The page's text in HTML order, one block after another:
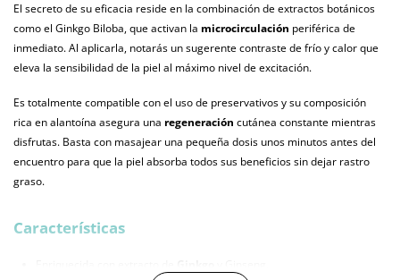
El secreto de su eficacia reside en la combinación de extractos botánicos
como el Ginkgo Biloba, que activan la microcirculación periférica de
inmediato. Al aplicarla, notarás un sugerente contraste de frío y calor que
eleva la sensibilidad de la piel al máximo nivel de excitación.
Es totalmente compatible con el uso de preservativos y su composición
rica en alantoína asegura una regeneración cutánea constante mientras
disfrutas. Basta con masajear una pequeña dosis unos minutos antes del
encuentro para que la piel absorba todos sus beneficios sin dejar rastro
graso.
Características